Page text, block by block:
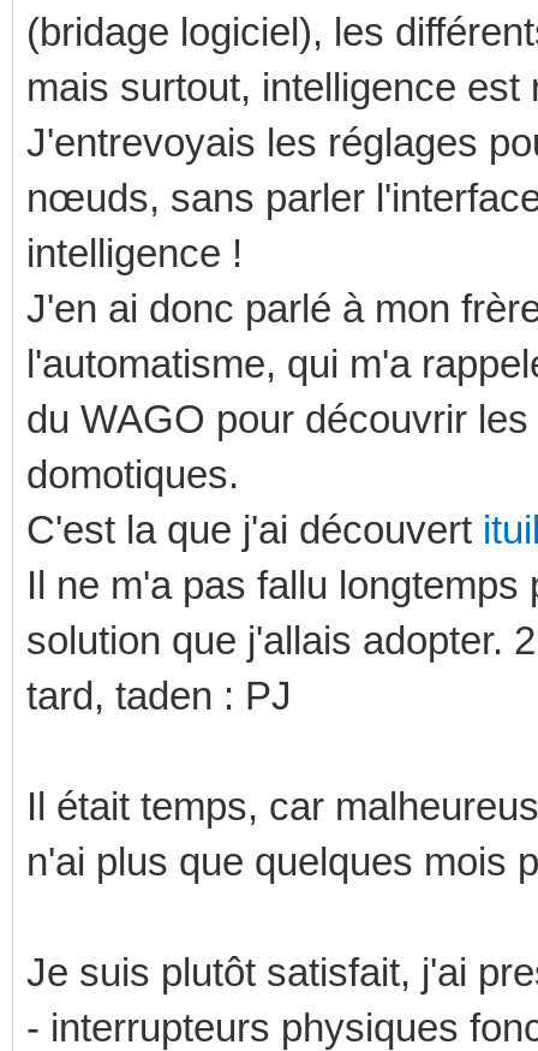
(bridage logiciel), les
mais surtout, intelligence
J'entrevoyais les réglages
nœuds, sans parler
intelligence !
J'en ai donc parlé à mon
l'automatisme, qui m'a
du WAGO pour découvrir
domotiques.
C'est la que j'ai découvert
Il ne m'a pas fallu
solution que j'allais adopter.
tard, taden : PJ
Il était temps, car
n'ai plus que quelques mois
Je suis plutôt satisfait, j'ai
- interrupteurs physiques